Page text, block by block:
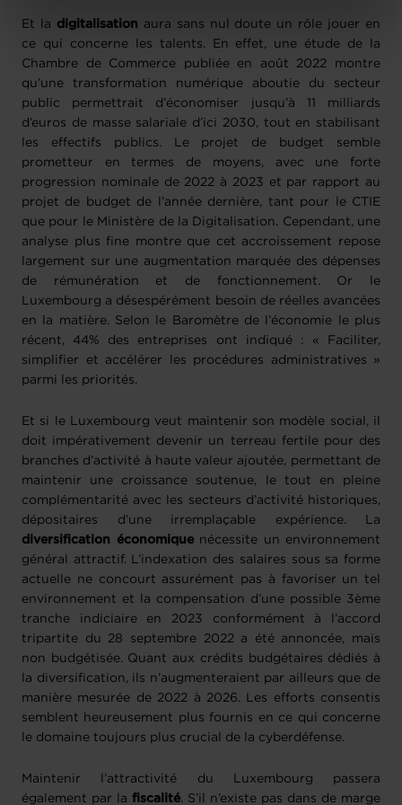
protection des données personnelles
Et la digitalisation
aura sans nul doute un rôle jouer en
ce qui concerne les talents. En effet, une étude de la
Chambre de Commerce publiée en août 2022 montre
qu’une transformation numérique aboutie du secteur
public permettrait d’économiser jusqu’à 11 milliards
d’euros de masse salariale d’ici 2030, tout en stabilisant
les effectifs publics. Le projet de budget semble
prometteur en termes de moyens, avec une forte
progression nominale de 2022 à 2023 et par rapport au
projet de budget de l’année dernière, tant pour le CTIE
que pour le Ministère de la Digitalisation. Cependant, une
analyse plus fine montre que cet accroissement repose
largement sur une augmentation marquée des dépenses
de rémunération et de fonctionnement. Or le
Luxembourg a désespérément besoin de réelles avancées
en la matière. Selon le Baromètre de l’économie le plus
récent, 44% des entreprises ont indiqué : « Faciliter,
simplifier et accélérer les procédures administratives »
parmi les priorités.
Et si le Luxembourg veut maintenir son modèle social, il
doit impérativement devenir un terreau fertile pour des
branches d’activité à haute valeur ajoutée, permettant de
maintenir une croissance soutenue, le tout en pleine
complémentarité avec les secteurs d’activité historiques,
dépositaires d’une irremplaçable expérience. La
diversification économiquenécessite un environnement
général attractif. L’indexation des salaires sous sa forme
actuelle ne concourt assurément pas à favoriser un tel
environnement et la compensation d’une possible 3ème
tranche indiciaire en 2023 conformément à l’accord
tripartite du 28 septembre 2022 a été annoncée, mais
non budgétisée. Quant aux crédits budgétaires dédiés à
la diversification, ils n’augmenteraient par ailleurs que de
manière mesurée de 2022 à 2026. Les efforts consentis
semblent heureusement plus fournis en ce qui concerne
le domaine toujours plus crucial de la cyberdéfense.
Maintenir l’attractivité du Luxembourg passera
également par la fiscalité. S’il n’existe pas dans de marge